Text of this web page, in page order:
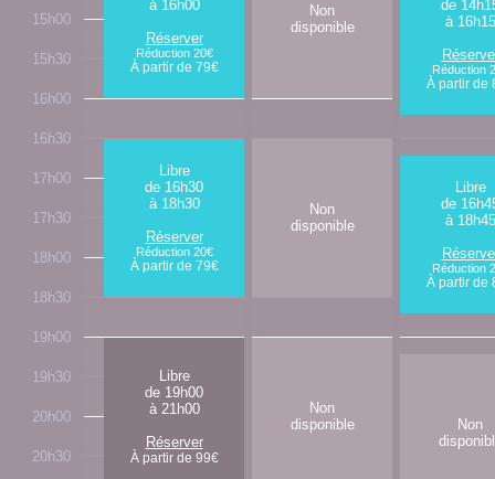
15h00
15h30
16h00
16h30
17h00
17h30
18h00
18h30
19h00
19h30
20h00
20h30
à 16h00
Réserver
Réduction 20€
À partir de 79€
Libre
de 16h30
à 18h30
Réserver
Réduction 20€
À partir de 79€
Libre
de 19h00
à 21h00
Réserver
À partir de 99€
Non
disponible
Non
disponible
Non
disponible
de
à 16h15
Réduction
À partir de
Libre
de
à 18h45
Réduction
À partir de
Non